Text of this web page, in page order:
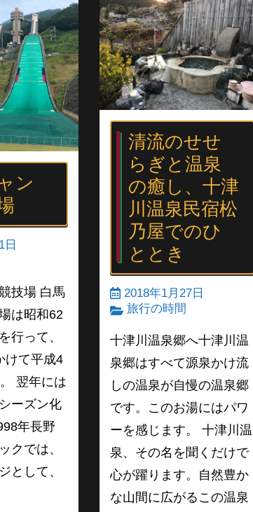
ン
日
技場 白馬
は昭和62
行って、
けて平成4
翌年には
ーズン化
年長野
クでは、
として、
清流のせせ
らぎと温泉
の癒し、十津
川温泉民宿松
乃屋でのひ
ととき
2018年1月27日
旅行の時間
十津川温泉郷へ十津川温
泉郷はすべて源泉かけ流
しの温泉が自慢の温泉郷
です。このお湯にはパワ
ーを感じます。 十津川温
泉、その名を聞くだけで
心が躍ります。自然豊か
な山間に広がるこの温泉